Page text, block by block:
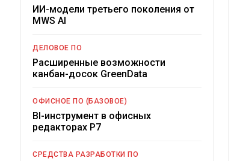
ИИ-модели третьего поколения от
MWS AI
ДЕЛОВОЕ ПО
Расширенные возможности
канбан-досок GreenData
ОФИСНОЕ ПО (БАЗОВОЕ)
BI-инструмент в офисных
редакторах Р7
СРЕДСТВА РАЗРАБОТКИ ПО